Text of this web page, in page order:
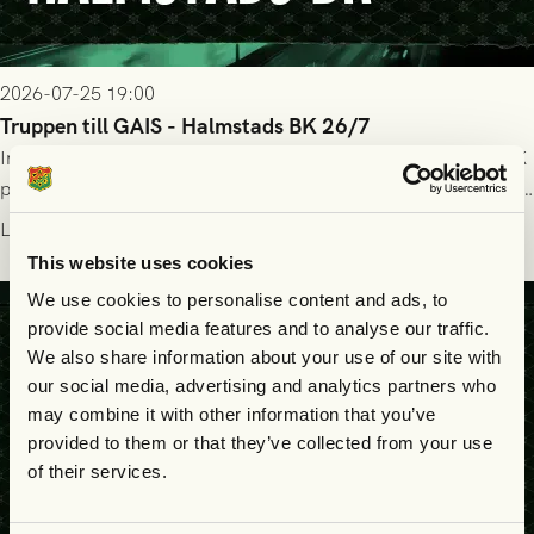
This website uses cookies
We use cookies to personalise content and ads, to
provide social media features and to analyse our traffic.
We also share information about your use of our site with
our social media, advertising and analytics partners who
may combine it with other information that you’ve
provided to them or that they’ve collected from your use
of their services.
2026-07-25 19:00
Truppen till GAIS - Halmstads BK 26/7
Imorgon söndag spelar GAIS herrar hemma mot Halmstads BK
på Gamla Ullevi med avspark kl 16.30! Fredrik Holmberg och
ledarstaben har tagit ut följande trupp till matchen:
Läs mer